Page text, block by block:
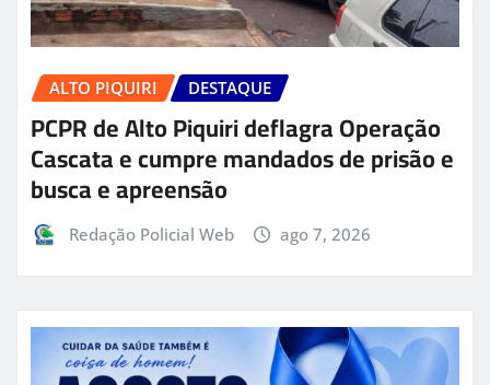
ALTO PIQUIRI DESTAQUE
PCPR de Alto Piquiri deflagra Operação
Cascata e cumpre mandados de prisão e
busca e apreensão
Redação Policial Web ago 7, 2026